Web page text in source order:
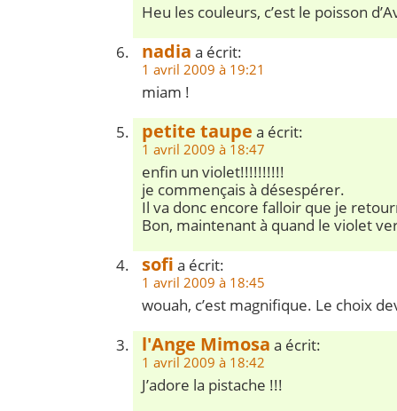
Heu les couleurs, c’est le poisson
nadia a écrit:
1 avril 2009 à 19:21
miam !
petite taupe a écrit:
1 avril 2009 à 18:47
enfin un violet!!!!!!!!!!
je commençais à désespérer.
Il va donc encore falloir que je
Bon, maintenant à quand le violet
sofi a écrit:
1 avril 2009 à 18:45
wouah, c’est magnifique. Le choix
l'Ange Mimosa a écrit:
1 avril 2009 à 18:42
J’adore la pistache !!!